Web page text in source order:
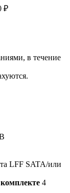
₽
в течение
LFF SATA/или
4